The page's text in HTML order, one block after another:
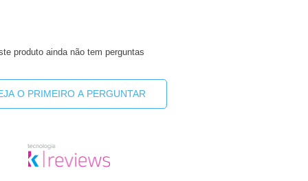
produto ainda não tem perguntas
O PRIMEIRO A PERGUNTAR